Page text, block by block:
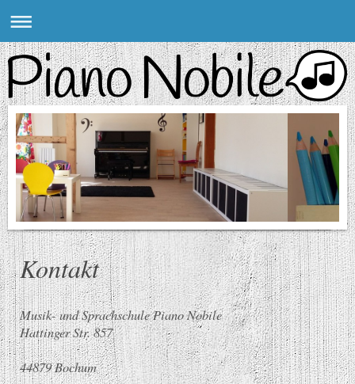
Kontakt
Musik- und Sprachschule Piano Nobile
Hattinger Str.857
44879Bochum